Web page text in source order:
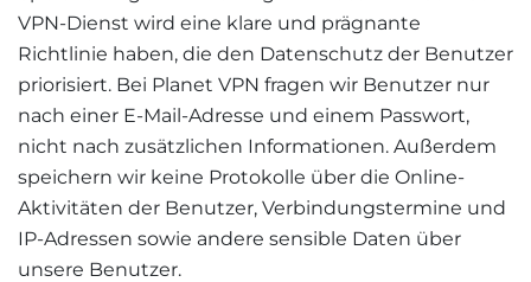
VPN-Dienst wird eine klare und prägnante
Richtlinie haben, die den Datenschutz der Benutzer
priorisiert. Bei Planet VPN fragen wir Benutzer nur
nach einer E-Mail-Adresse und einem Passwort,
nicht nach zusätzlichen Informationen. Außerdem
speichern wir keine Protokolle über die Online-
Aktivitäten der Benutzer, Verbindungstermine und
IP-Adressen sowie andere sensible Daten über
unsere Benutzer.